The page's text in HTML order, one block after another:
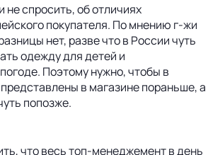
не спросить, об отличиях
покупателя. По мнению г-жи
нет, разве что в России чуть
одежду для детей и
Поэтому нужно, чтобы в
в магазине пораньше, а
попозже.
что весь топ-менеджемент в день